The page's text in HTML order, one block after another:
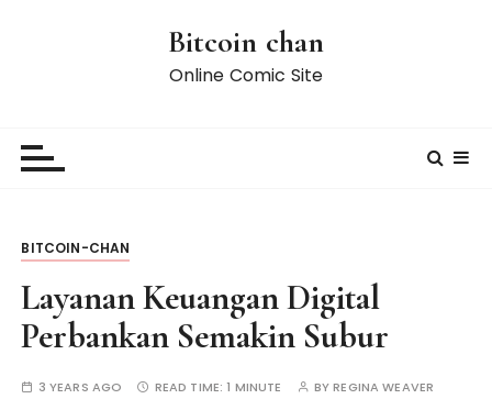
Bitcoin chan
Online Comic Site
BITCOIN-CHAN
Layanan Keuangan Digital
Perbankan Semakin Subur
3 YEARS AGO READ TIME:1 MINUTE BYREGINA WEAVER